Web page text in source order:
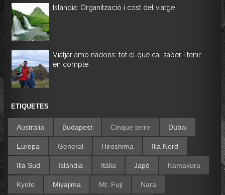
Islàndia: Organització i cost del viatge
Viatjar amb nadons: tot el que cal saber i tenir
en compte
ETIQUETES
Austràlia Budapest Cinque terre Dubai
Europa General Hiroshima Illa Nord
Illa Sud Islàndia Itàlia Japó Kamakura
Kyoto Miyajima Mt. Fuji Nara